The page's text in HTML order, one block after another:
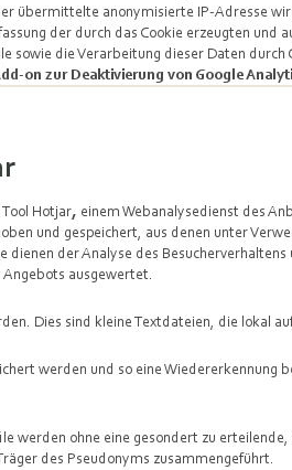
übermittelte anonymisierte IP-Adresse
der durch das Cookie erzeugten und
sowie die Verarbeitung dieser Daten
on zur Deaktivierung von Google
Hotjar, einem Webanalysedienst des
und gespeichert, aus denen unter
der Analyse des Besucherverhaltens
ausgewertet.
Dies sind kleine Textdateien, die lokal
werden und so eine Wiedererkennung
werden ohne eine gesondert zu
des Pseudonyms zusammengeführt.